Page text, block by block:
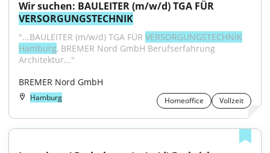
VERSORGUNGSTECHNIK
"...BAULEITER (m/w/d) TGA FÜR VERSORGUNGSTECHNIK
Hamburg, BREMER Nord GmbH Berufserfahrung
Architektur..."
BREMER Nord GmbH
Hamburg Homeoffice Vollzeit